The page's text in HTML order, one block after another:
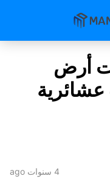
أرض
4 سنوات ago